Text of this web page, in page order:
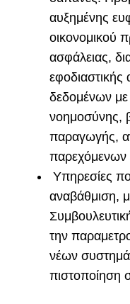
αυξημένης
οικονομικού
ασφάλειας,
δεδομένων με
νοημοσύνης,
παραγωγής,
Υπηρεσίες
αναβάθμιση,
την
νέων
πιστοποίηση